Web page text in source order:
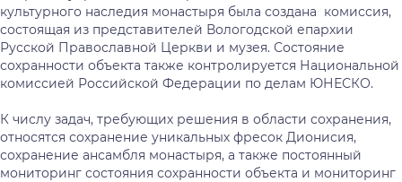
культурного наследия монастыря была создана комиссия,
состоящая из представителей Вологодской епархии
Русской Православной Церкви и музея. Состояние
сохранности объекта также контролируется Национальной
комиссией Российской Федерации по делам ЮНЕСКО.
К числу задач, требующих решения в области сохранения,
относятся сохранение уникальных фресок Дионисия,
сохранение ансамбля монастыря, а также постоянный
мониторинг состояния сохранности объекта и мониторинг